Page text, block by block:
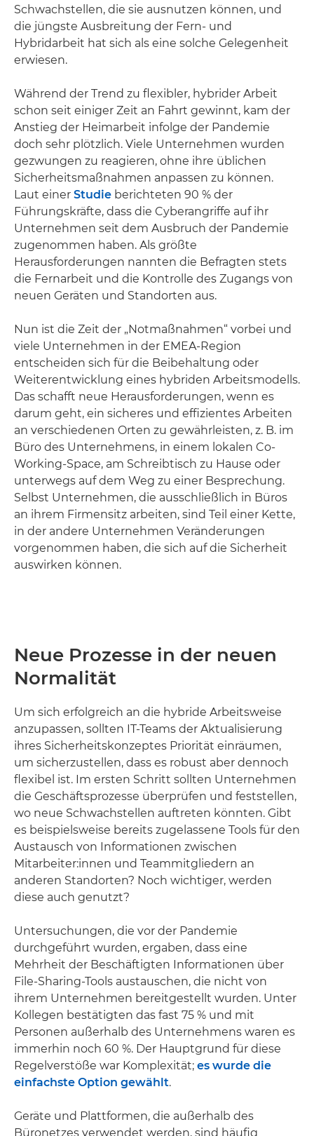
Schwachstellen, die sie ausnutzen können, und
die jüngste Ausbreitung der Fern- und
Hybridarbeit hat sich als eine solche Gelegenheit
erwiesen.
Während der Trend zu flexibler, hybrider Arbeit
schon seit einiger Zeit an Fahrt gewinnt, kam der
Anstieg der Heimarbeit infolge der Pandemie
doch sehr plötzlich. Viele Unternehmen wurden
gezwungen zu reagieren, ohne ihre üblichen
Sicherheitsmaßnahmen anpassen zu können.
Laut einer Studie berichteten 90 % der
Führungskräfte, dass die Cyberangriffe auf ihr
Unternehmen seit dem Ausbruch der Pandemie
zugenommen haben. Als größte
Herausforderungen nannten die Befragten stets
die Fernarbeit und die Kontrolle des Zugangs von
neuen Geräten und Standorten aus.
Nun ist die Zeit der „Notmaßnahmen“ vorbei und
viele Unternehmen in der EMEA-Region
entscheiden sich für die Beibehaltung oder
Weiterentwicklung eines hybriden Arbeitsmodells.
Das schafft neue Herausforderungen, wenn es
darum geht, ein sicheres und effizientes Arbeiten
an verschiedenen Orten zu gewährleisten, z. B. im
Büro des Unternehmens, in einem lokalen Co-
Working-Space, am Schreibtisch zu Hause oder
unterwegs auf dem Weg zu einer Besprechung.
Selbst Unternehmen, die ausschließlich in Büros
an ihrem Firmensitz arbeiten, sind Teil einer Kette,
in der andere Unternehmen Veränderungen
vorgenommen haben, die sich auf die Sicherheit
auswirken können.
Neue Prozesse in der neuen
Normalität
Um sich erfolgreich an die hybride Arbeitsweise
anzupassen, sollten IT-Teams der Aktualisierung
ihres Sicherheitskonzeptes Priorität einräumen,
um sicherzustellen, dass es robust aber dennoch
flexibel ist. Im ersten Schritt sollten Unternehmen
die Geschäftsprozesse überprüfen und feststellen,
wo neue Schwachstellen auftreten könnten. Gibt
es beispielsweise bereits zugelassene Tools für den
Austausch von Informationen zwischen
Mitarbeiter:innen und Teammitgliedern an
anderen Standorten? Noch wichtiger, werden
diese auch genutzt?
Untersuchungen, die vor der Pandemie
durchgeführt wurden, ergaben, dass eine
Mehrheit der Beschäftigten Informationen über
File-Sharing-Tools austauschen, die nicht von
ihrem Unternehmen bereitgestellt wurden. Unter
Kollegen bestätigten das fast 75 % und mit
Personen außerhalb des Unternehmens waren es
immerhin noch 60 %. Der Hauptgrund für diese
Regelverstöße war Komplexität; es wurde die
einfachste Option gewählt.
Geräte und Plattformen, die außerhalb des
Büronetzes verwendet werden, sind häufig